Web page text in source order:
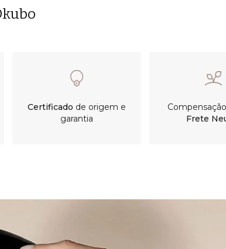
Certificado de origem e
garantia
Frete